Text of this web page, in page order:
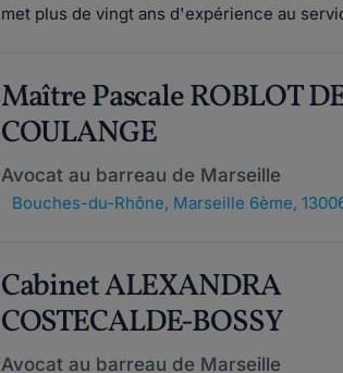
met plus de vingt ans d'expérience au
Maître Pascale ROBLOT
COULANGE
Avocat au barreau de Marseille
Bouches-du-Rhône, Marseille 6ème,
Cabinet ALEXANDRA
COSTECALDE-BOSSY
Avocat au barreau de Marseille